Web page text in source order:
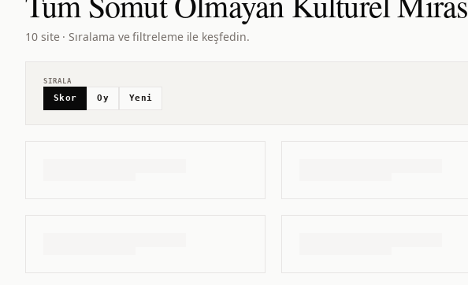
10 site · Sıralama ve filtreleme ile keşfedin.
SIRALA
Skor Oy Yeni